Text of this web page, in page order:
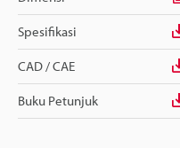
Spesifikasi
CAD / CAE
Buku Petunjuk